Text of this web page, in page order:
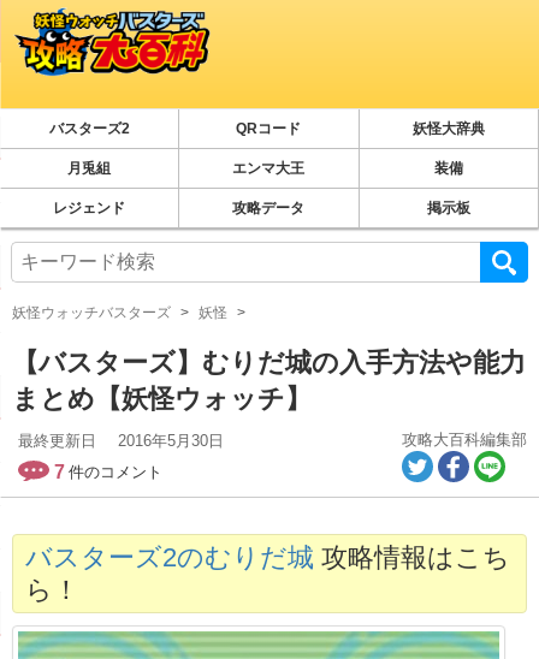
バスターズ2 QRコード 妖怪大辞典
月兎組 エンマ大王 装備
レジェンド 攻略データ 掲示板
妖怪ウォッチバスターズ 妖怪
【バスターズ】むりだ城の入手方法や能力
まとめ【妖怪ウォッチ】
最終更新日 2016年5月30日
7 件のコメント
攻略大百科編集部
バスターズ2のむりだ城 攻略情報はこち
ら！